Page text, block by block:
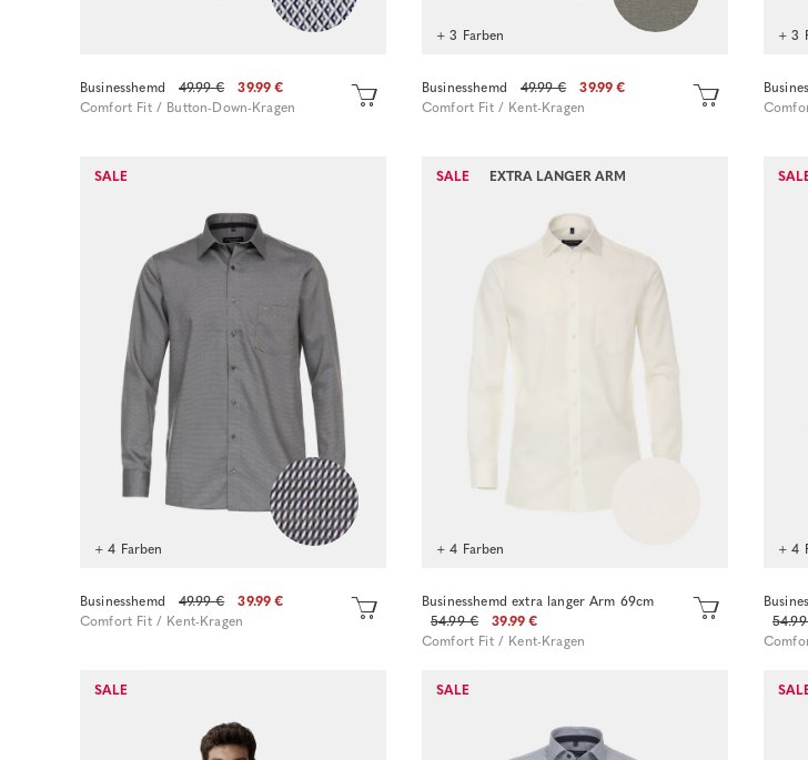
Businesshemd 49.99 €
39.99 €
Comfort Fit / Button-Down-Kragen
+ 3 Farben
Sofort kaufen
Businesshemd 49.99 €
39.99 €
Comfort Fit / Kent-Kragen
+ 3
SALE
+ 4 Farben
Businesshemd 49.99 €
39.99 €
Comfort Fit / Kent-Kragen
SALE EXTRA LANGER ARM
+ 4 Farben
Businesshemd extra langer Arm 69cm
54.99 €
39.99 €
Comfort Fit / Kent-Kragen
+ 4
SALE SALE